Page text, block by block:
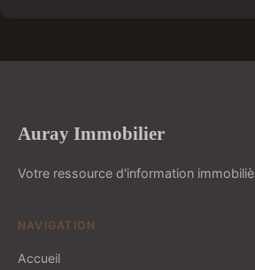
Auray Immobilier
Votre ressource d'information
NAVIGATION
Accueil